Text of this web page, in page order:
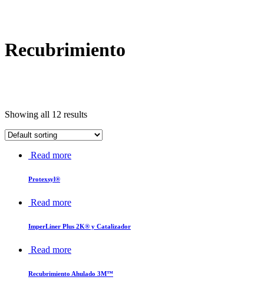
Recubrimiento
Showing all 12 results
Read more
Protexsyl®
Read more
ImperLiner Plus 2K® y Catalizador
Read more
Recubrimiento Ahulado 3M™